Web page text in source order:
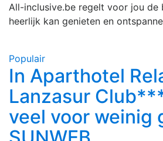
All-inclusive.be regelt voor jou de
heerlijk kan genieten en
Populair
In Aparthotel
Lanzasur
veel voor weinig